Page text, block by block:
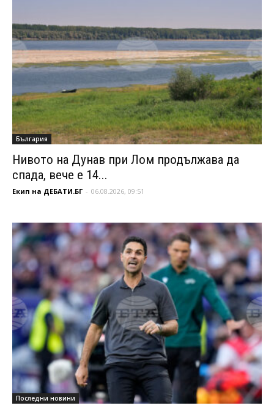
България
Нивото на Дунав при Лом продължава да
спада, вече е 14...
Екип на ДЕБАТИ.БГ - 06.08.2026, 09:51
Последни новини